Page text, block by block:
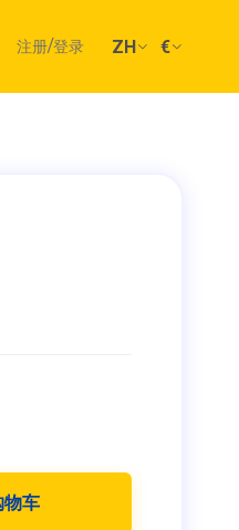
注册/登录 ZH €
物车